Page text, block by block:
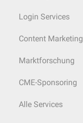
Login Services
Content Marketing
Marktforschung
CME-Sponsoring
Alle Services